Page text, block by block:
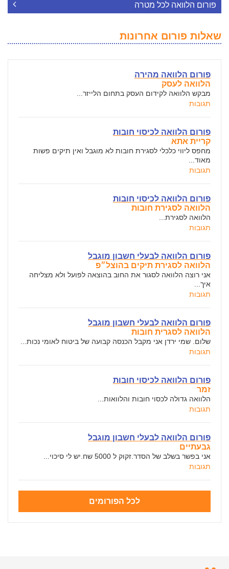
פורום הלוואה לכל מטרה
שאלות פורום אחרונות
פורום הלוואה מהירה
הלוואה לעסק
מבקש הלוואה לקידום העסק בתחום הלייזר...
תגובות
פורום הלוואה לכיסוי חובות
קריית אתא
מחפס ליווי כלכלי לסגירת חובות לא מוגבל ואין תיקים פשות
מאוד...
תגובות
פורום הלוואה לכיסוי חובות
הלוואה לסגירת חובות
הלוואה לסגירת...
תגובות
פורום הלוואה לבעלי חשבון מוגבל
הלוואה לסגירת תיקים בהוצל״פ
אני רוצה הלוואה לסגור את החוב בהוצאה לפועל ולא מצליחה
איך...
תגובות
פורום הלוואה לבעלי חשבון מוגבל
הלוואה לסגרית חובות
שלום. שמי ירדן אני מקבל הכנסה קבועה של ביטוח לאומי נכות...
תגובות
פורום הלוואה לכיסוי חובות
זמר
הלוואה גדולה לכסוי חובות והלוואות...
תגובות
פורום הלוואה לבעלי חשבון מוגבל
גבעתיים
אני בפשר בשלב של הסדר.זקוק ל 5000 שח.יש לי סיכוי...
תגובות
לכל הפורומים